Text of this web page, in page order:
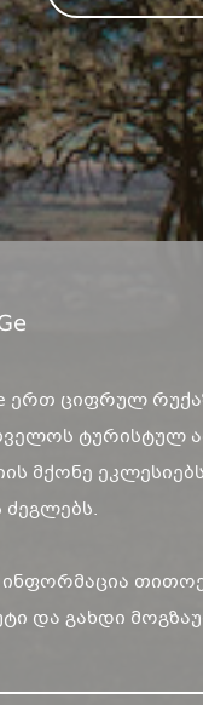
ერთ ციფრულ
ტურისტულ
მქონე
ძეგლებს.
ინფორმაცია
და გახდი